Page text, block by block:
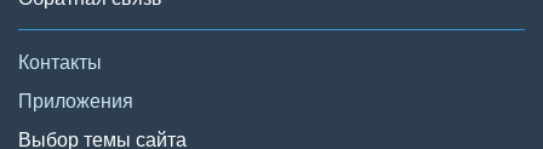
Контакты
Приложения
Выбор темы сайта